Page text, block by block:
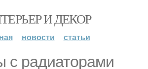
И ДЕКОР
новости статьи
с радиаторами